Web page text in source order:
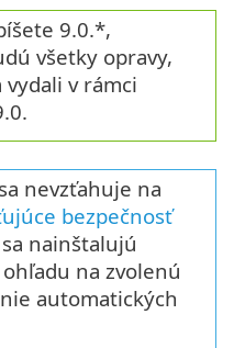
9.0.*,
všetky opravy,
v rámci
nevzťahuje na
bezpečnosť
nainštalujú
na zvolenú
automatických